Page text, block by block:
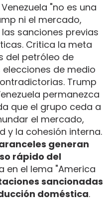
"no es una
ni el mercado,
sanciones previas
Critica la meta
del petróleo de
de medio
Trump
permanezca
que el grupo ceda a
el mercado,
y la cohesión interna.
generan
rápido del
en el lema "America
sancionadas
doméstica.